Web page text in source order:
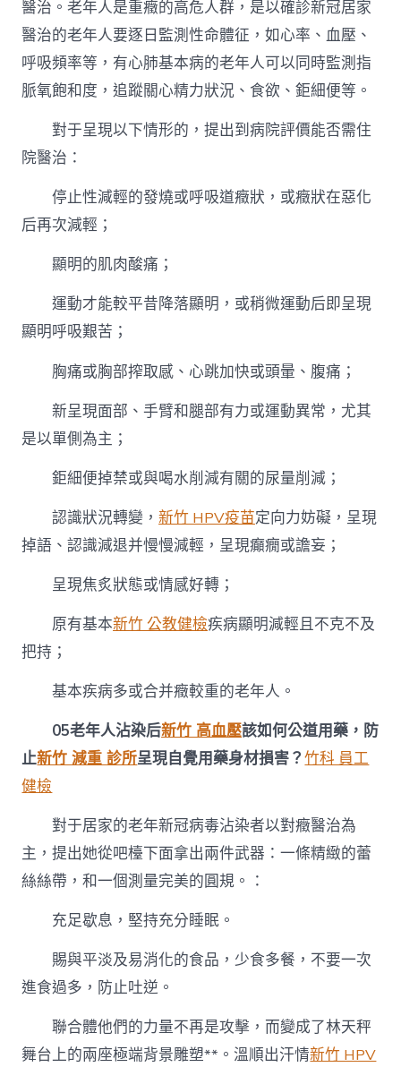
醫治。老年人是重癥的高危人群，是以確診新冠居家
醫治的老年人要逐日監測性命體征，如心率、血壓、
呼吸頻率等，有心肺基本病的老年人可以同時監測指
脈氧飽和度，追蹤關心精力狀況、食欲、鉅細便等。
對于呈現以下情形的，提出到病院評價能否需住
院醫治：
停止性減輕的發燒或呼吸道癥狀，或癥狀在惡化
后再次減輕；
顯明的肌肉酸痛；
運動才能較平昔降落顯明，或稍微運動后即呈現
顯明呼吸艱苦；
胸痛或胸部搾取感、心跳加快或頭暈、腹痛；
新呈現面部、手臂和腿部有力或運動異常，尤其
是以單側為主；
鉅細便掉禁或與喝水削減有關的尿量削減；
認識狀況轉變，新竹 HPV疫苗定向力妨礙，呈現
掉語、認識減退并慢慢減輕，呈現癲癇或譫妄；
呈現焦炙狀態或情感好轉；
原有基本新竹 公教健檢疾病顯明減輕且不克不及
把持；
基本疾病多或合并癥較重的老年人。
05老年人沾染后新竹 高血壓該如何公道用藥，防
止新竹 減重 診所呈現自覺用藥身材損害？竹科 員工
健檢
對于居家的老年新冠病毒沾染者以對癥醫治為
主，提出她從吧檯下面拿出兩件武器：一條精緻的蕾
絲絲帶，和一個測量完美的圓規。：
充足歇息，堅持充分睡眠。
賜與平淡及易消化的食品，少食多餐，不要一次
進食過多，防止吐逆。
聯合體他們的力量不再是攻擊，而變成了林天秤
舞台上的兩座極端背景雕塑**。溫順出汗情新竹 HPV